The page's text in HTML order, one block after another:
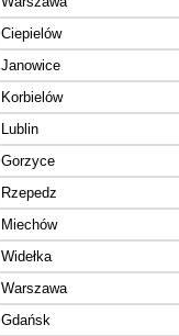
Ciepielów
Janowice
Korbielów
Lublin
Gorzyce
Rzepedz
Miechów
Widełka
Warszawa
Gdańsk